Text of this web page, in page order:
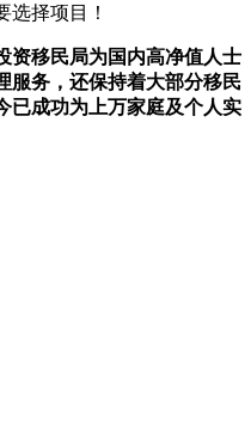
选择项目！
资移民局为国内高净值人士
服务，还保持着大部分移民
已成功为上万家庭及个人实